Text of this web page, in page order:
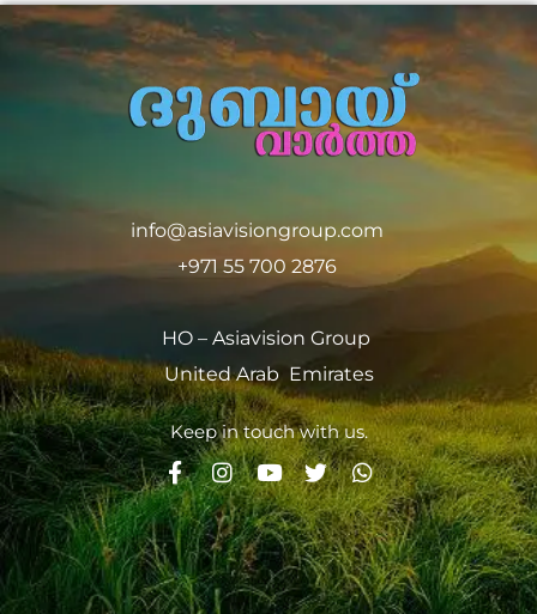
info@asiavisiongroup.com
+971 55 700 2876
HO – Asiavision Group
United Arab Emirates
Keep in touch with us.